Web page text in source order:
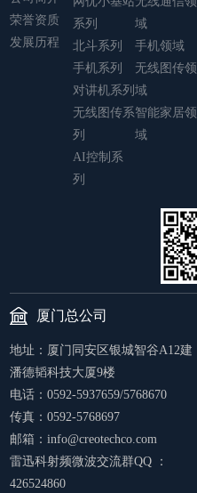
荣誉资质
发展历程
系列
北斗系列
手机系列
对讲机系列
无线图传系
列
AI控制系
列
域
手机领域
无线图传领
域
智能家居领
域
厦门总公司
地址：厦门同安区银城智谷A12建
潘德韬科技大厦9楼
电话：0592-5937659/5768670
传真：0592-5768697
邮箱：info@creotechco.com
雷迅科射频微波交流群QQ ：
426524860